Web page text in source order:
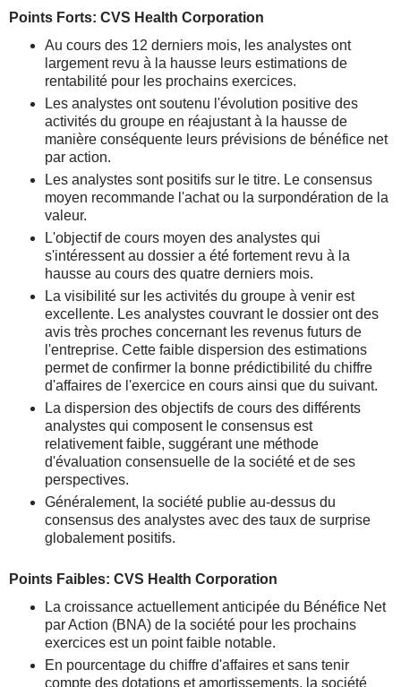
Points Forts: CVS Health Corporation
Au cours des 12 derniers mois, les analystes ont
largement revu à la hausse leurs estimations de
rentabilité pour les prochains exercices.
Les analystes ont soutenu l'évolution positive des
activités du groupe en réajustant à la hausse de
manière conséquente leurs prévisions de bénéfice net
par action.
Les analystes sont positifs sur le titre. Le consensus
moyen recommande l'achat ou la surpondération de la
valeur.
L'objectif de cours moyen des analystes qui
s'intéressent au dossier a été fortement revu à la
hausse au cours des quatre derniers mois.
La visibilité sur les activités du groupe à venir est
excellente. Les analystes couvrant le dossier ont des
avis très proches concernant les revenus futurs de
l'entreprise. Cette faible dispersion des estimations
permet de confirmer la bonne prédictibilité du chiffre
d'affaires de l'exercice en cours ainsi que du suivant.
La dispersion des objectifs de cours des différents
analystes qui composent le consensus est
relativement faible, suggérant une méthode
d'évaluation consensuelle de la société et de ses
perspectives.
Généralement, la société publie au-dessus du
consensus des analystes avec des taux de surprise
globalement positifs.
Points Faibles: CVS Health Corporation
La croissance actuellement anticipée du Bénéfice Net
par Action (BNA) de la société pour les prochains
exercices est un point faible notable.
En pourcentage du chiffre d'affaires et sans tenir
compte des dotations et amortissements, la société